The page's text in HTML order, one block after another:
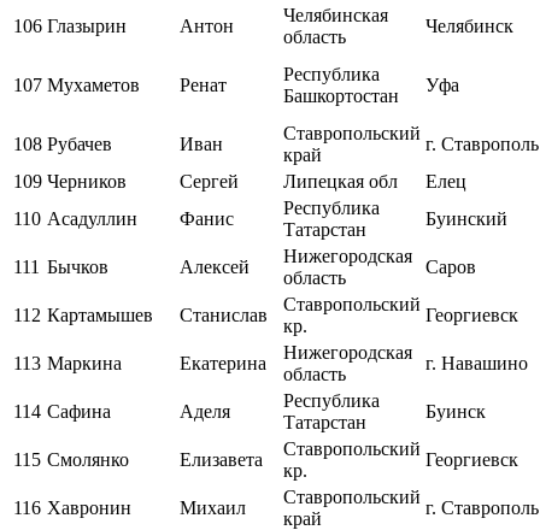
106 Глазырин Антон
Челябинская
область
Челябинск
107 Мухаметов Ренат
Республика
Башкортостан
Уфа
108 Рубачев Иван
Ставропольский
край
г. Ставрополь
109 Черников Сергей Липецкая обл
Елец
110 Асадуллин Фанис
Республика
Татарстан
Буинский
111 Бычков Алексей
Нижегородская
область
Саров
112 Картамышев Станислав
Ставропольский
кр.
Георгиевск
113 Маркина Екатерина
Нижегородская
область
г. Навашино
114 Сафина Аделя
Республика
Татарстан
Буинск
115 Смолянко Елизавета
Ставропольский
кр.
Георгиевск
116 Хавронин Михаил
Ставропольский
край
г. Ставрополь